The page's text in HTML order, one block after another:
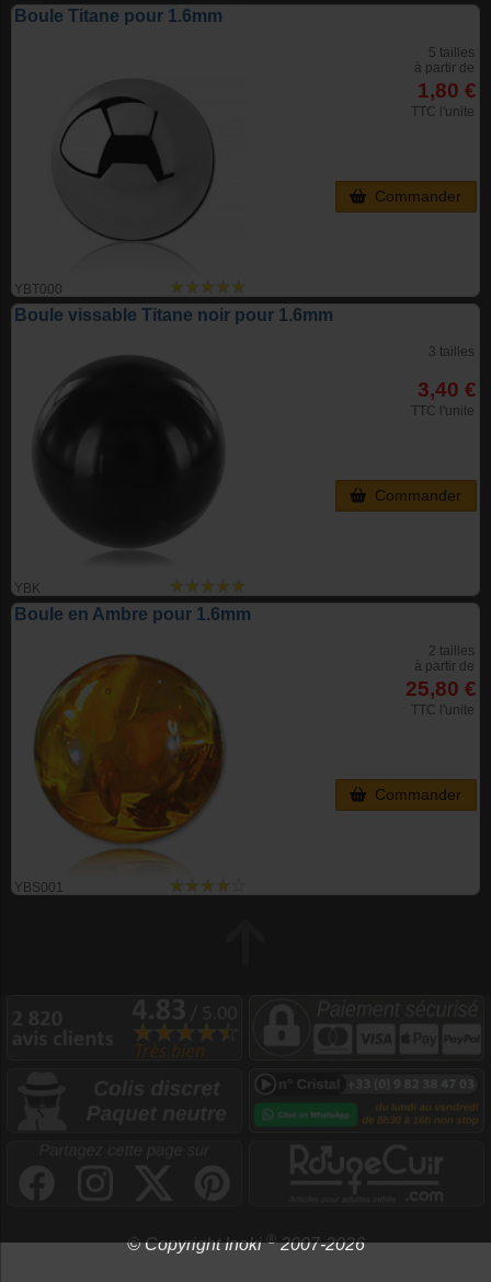
Boule Titane pour 1.6mm
YBT000
5 tailles
à partir de
1,80 €
TTC l'unite
Commander
Boule vissable Titane noir pour 1.6mm
YBK
3 tailles
3,40 €
TTC l'unite
Commander
Boule en Ambre pour 1.6mm
YBS001
2 tailles
à partir de
25,80 €
TTC l'unite
Commander
© Copyright Inoki ®2007-2026